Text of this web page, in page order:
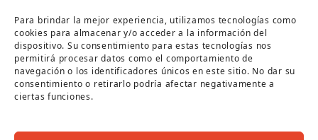
Para brindar la mejor experiencia, utilizamos tecnologías como
cookies para almacenar y/o acceder a la información del
dispositivo. Su consentimiento para estas tecnologías nos
permitirá procesar datos como el comportamiento de
navegación o los identificadores únicos en este sitio. No dar su
consentimiento o retirarlo podría afectar negativamente a
ciertas funciones.
Página cofinanciada por la Diputación de Córdoba